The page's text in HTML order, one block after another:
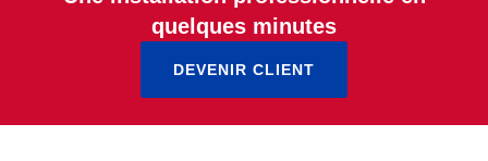
quelques minutes
DEVENIR CLIENT